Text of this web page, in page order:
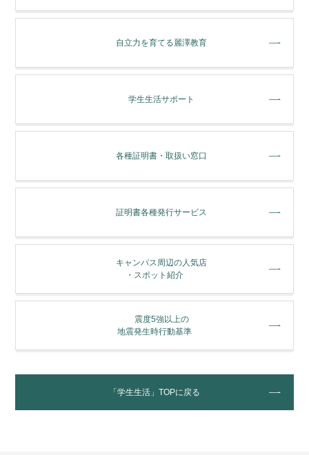
⾃⽴⼒を育てる麗澤教育
学⽣⽣活サポート
各種証明書・取扱い窓⼝
証明書各種発行サービス
キャンパス周辺の人気店
・スポット紹介
震度5強以上の
地震発生時行動基準
「学生生活」TOPに戻る